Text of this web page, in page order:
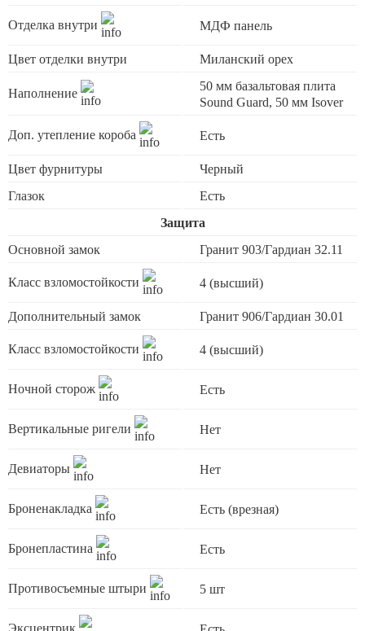
Отделка внутри МДФ панель
Цвет отделки внутри Миланский орех
Наполнение
50 мм базальтовая плита
Sound Guard, 50 мм Isover
Доп. утепление короба Есть
Цвет фурнитуры
Черный
Глазок
Есть
Защита
Основной замок
Гранит 903/Гардиан 32.11
Класс взломостойкости 4 (высший)
Дополнительный замок Гранит 906/Гардиан 30.01
Класс взломостойкости 4 (высший)
Ночной сторож Есть
Вертикальные ригели Нет
Девиаторы Нет
Броненакладка Есть (врезная)
Бронепластина Есть
Противосъемные штыри 5 шт
Эксцентрик